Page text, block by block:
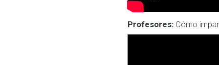
Profesores: Cómo